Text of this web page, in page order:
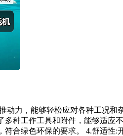
力，能够轻松应对各种工况和
种工作工具和附件，能够适应
合绿色环保的要求。 4.舒适性